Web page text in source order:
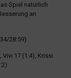
Spiel natürlich
an
28:59)
Vivi 17 (1:4), Krissi